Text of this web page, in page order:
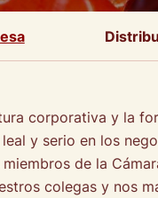
corporativa y la
y serio en los
de la
colegas y nos